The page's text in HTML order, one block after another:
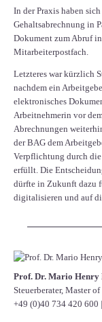
In der Praxis haben
Gehaltsabrechnung in
Dokument zum Abruf
Mitarbeiterpostfach.
Letzteres war kürzlich
nachdem ein
elektronisches
Arbeitnehmerin vor
Abrechnungen
der BAG dem
Verpflichtung durch
erfüllt. Die
dürfte in Zukunft dazu
digitalisieren und auf
Prof. Dr. Mario Henry
Steuerberater, Master
+49 (0)40 734 420 600 |